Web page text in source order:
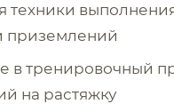
техники
приземлений
в тренировочный
на растяжку